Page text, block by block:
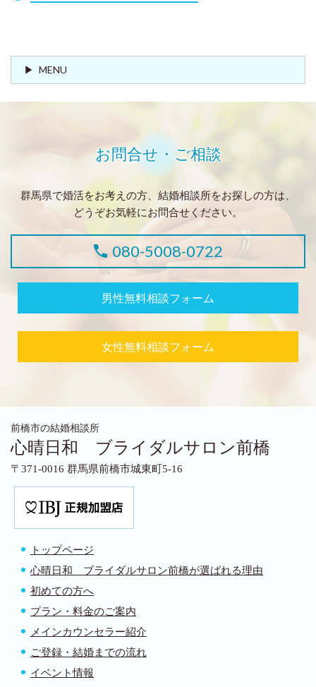
MENU
お問合せ・ご相談
群馬県で婚活をお考えの方、結婚相談所をお探しの方は、
どうぞお気軽にお問合せください。
080-5008-0722
男性無料相談フォーム
女性無料相談フォーム
前橋市の結婚相談所
心晴日和 ブライダルサロン前橋
〒371-0016 群馬県前橋市城東町5-16
トップページ
心晴日和 ブライダルサロン前橋が選ばれる理由
初めての方へ
プラン・料金のご案内
メインカウンセラー紹介
ご登録・結婚までの流れ
イベント情報